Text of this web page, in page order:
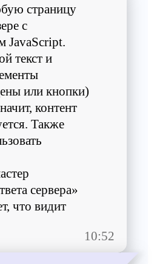
страницу
с
JavaScript.
текст и
или кнопки)
контент
Также
сервера»
что видит
10:52